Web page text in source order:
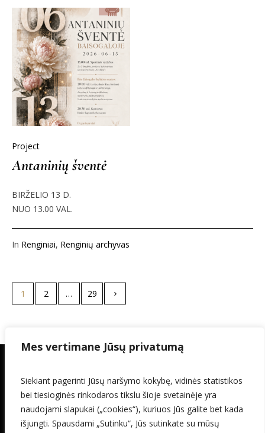
Mes vertimane Jūsų privatumą
Siekiant pagerinti Jūsų naršymo kokybę, vidinės statistikos
bei tiesioginės rinkodaros tikslu šioje svetainėje yra
naudojami slapukai („cookies“), kuriuos Jūs galite bet kada
išjungti. Spausdami „Sutinku“, Jūs sutinkate su mūsų
Project
Antaninių šventė
BIRŽELIO 13 D.
NUO 13.00 VAL.
In Renginiai, Renginių archyvas
1 2 … 29